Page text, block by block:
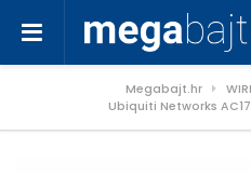
Megabajt.hr
Ubiquiti Networks